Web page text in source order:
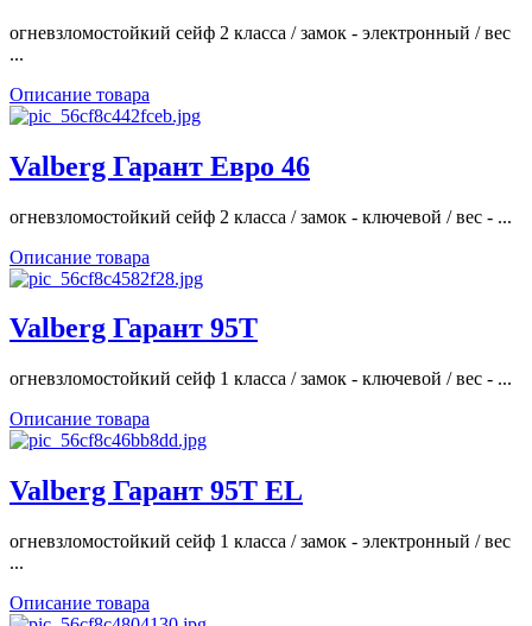
огневзломостойкий сейф 2 класса / замок - электронный / вес
...
Описание товара
Valberg Гарант Евро 46
огневзломостойкий сейф 2 класса / замок - ключевой / вес - ...
Описание товара
Valberg Гарант 95T
огневзломостойкий сейф 1 класса / замок - ключевой / вес - ...
Описание товара
Valberg Гарант 95T EL
огневзломостойкий сейф 1 класса / замок - электронный / вес
...
Описание товара